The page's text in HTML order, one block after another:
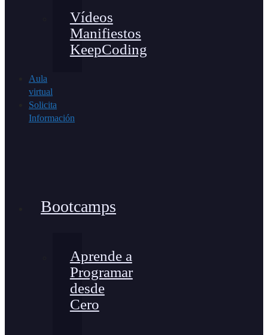
Vídeos
Manifiestos
KeepCoding
Aula
virtual
Solicita
Información
Bootcamps
Aprende a
Programar
desde
Cero